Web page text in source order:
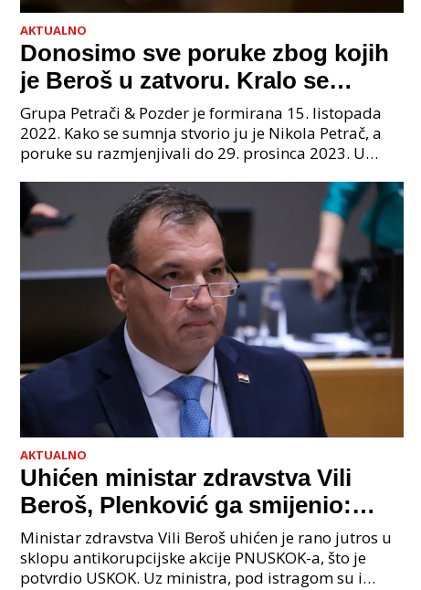
AKTUALNO
Donosimo sve poruke zbog kojih
je Beroš u zatvoru. Kralo se
godinama. Tko će iz vlade biti
sljedeći uhićen?
Grupa Petrači & Pozder je formirana 15. listopada
2022. Kako se sumnja stvorio ju je Nikola Petrač, a
poruke su razmjenjivali do 29. prosinca 2023. U
AKTUALNO
Uhićen ministar zdravstva Vili
Beroš, Plenković ga smijenio:
Istraga USKOK-a zbog korupcije
Ministar zdravstva Vili Beroš uhićen je rano jutros u
sklopu antikorupcijske akcije PNUSKOK-a, što je
potvrdio USKOK. Uz ministra, pod istragom su i